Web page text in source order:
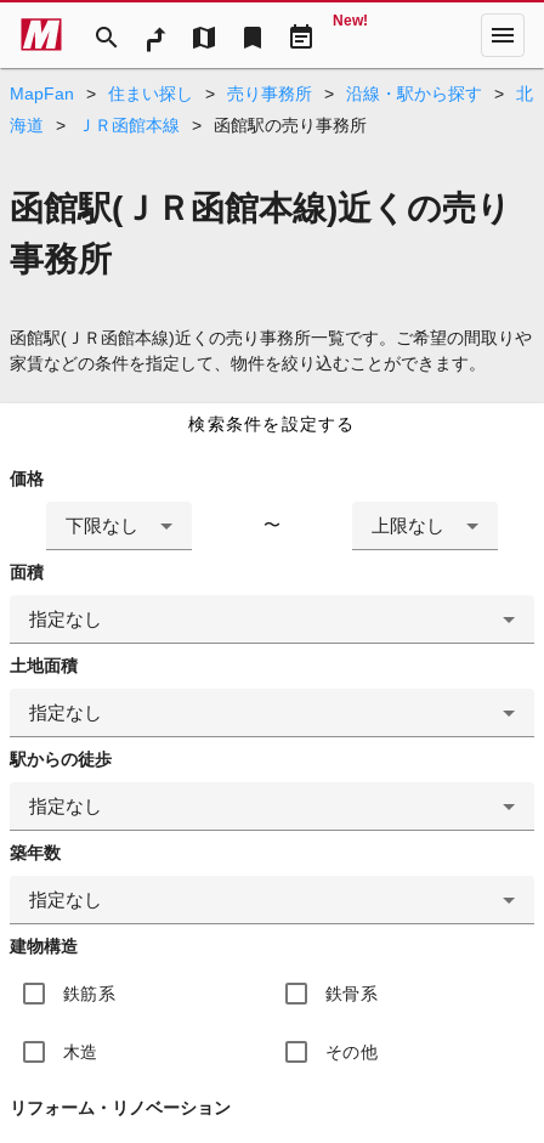
search map bookmark event_note
New! menu
MapFan > 住まい探し > 売り事務所 > 沿線・駅から探す >
北
海道
> ＪＲ函館本線 > 函館駅の売り事務所
函館駅(ＪＲ函館本線)近くの売り
事務所
函館駅(ＪＲ函館本線)近くの売り事務所一覧です。ご希望の間取りや
家賃などの条件を指定して、物件を絞り込むことができます。
検索条件を設定する
価格
下限なし 〜 上限なし
面積
指定なし
土地面積
指定なし
駅からの徒歩
指定なし
築年数
指定なし
建物構造
鉄筋系 鉄骨系
木造 その他
リフォーム・リノベーション